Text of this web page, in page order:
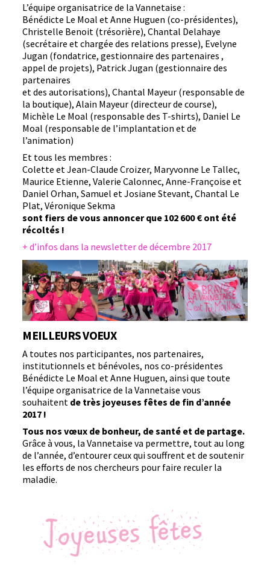
L’équipe organisatrice de la Vannetaise :
Bénédicte Le Moal et Anne Huguen (co-présidentes),
Christelle Benoit (trésorière), Chantal Delahaye
(secrétaire et chargée des relations presse), Evelyne
Jugan (fondatrice, gestionnaire des partenaires ,
appel de projets), Patrick Jugan (gestionnaire des
partenaires
et des autorisations), Chantal Mayeur (responsable de
la boutique), Alain Mayeur (directeur de course),
Michèle Le Moal (responsable des T-shirts), Daniel Le
Moal (responsable de l’implantation et de
l’animation)
Et tous les membres :
Colette et Jean-Claude Croizer, Maryvonne Le Tallec,
Maurice Etienne, Valerie Calonnec, Anne-Françoise et
Daniel Orhan, Samuel et Josiane Stevant, Chantal Le
Plat, Véronique Sekma
sont fiers de vous annoncer que 102 600 € ont été
récoltés !
+ d’infos dans la newsletter de décembre 2017
MEILLEURS VOEUX
A toutes nos participantes, nos partenaires,
institutionnels et bénévoles, nos co-présidentes
Bénédicte Le Moal et Anne Huguen, ainsi que toute
l’équipe organisatrice de la Vannetaise vous
souhaitent de très joyeuses fêtes de fin d’année
2017 !
Tous nos vœux de bonheur, de santé et de partage.
Grâce à vous, la Vannetaise va permettre, tout au long
de l’année, d’entourer ceux qui souffrent et de soutenir
les efforts de nos chercheurs pour faire reculer la
maladie.